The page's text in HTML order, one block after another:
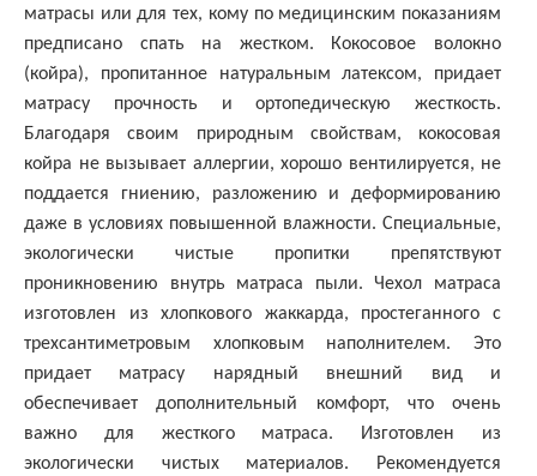
матрасы или для тех, кому по медицинским показаниям
предписано спать на жестком. Кокосовое волокно
(койра), пропитанное натуральным латексом, придает
матрасу прочность и ортопедическую жесткость.
Благодаря своим природным свойствам, кокосовая
койра не вызывает аллергии, хорошо вентилируется, не
поддается гниению, разложению и деформированию
даже в условиях повышенной влажности. Специальные,
экологически чистые пропитки препятствуют
проникновению внутрь матраса пыли. Чехол матраса
изготовлен из хлопкового жаккарда, простеганного с
трехсантиметровым хлопковым наполнителем. Это
придает матрасу нарядный внешний вид и
обеспечивает дополнительный комфорт, что очень
важно для жесткого матраса. Изготовлен из
экологически чистых материалов. Рекомендуется